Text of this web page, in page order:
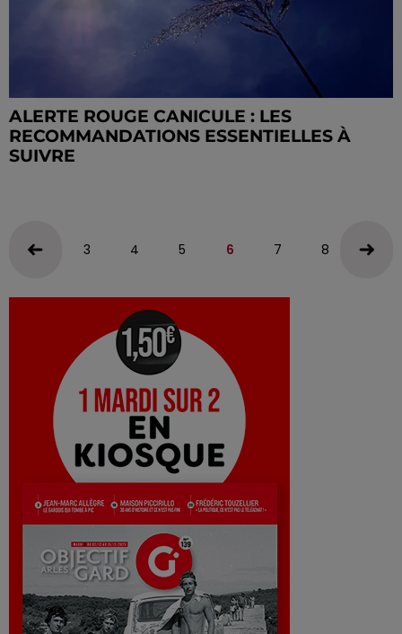
ALERTE ROUGE CANICULE : LES
RECOMMANDATIONS ESSENTIELLES À
SUIVRE
3 4 5 6 7 8 9